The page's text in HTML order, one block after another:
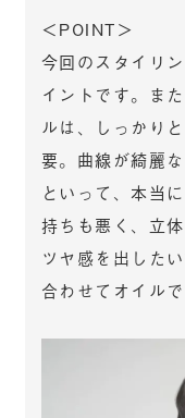
＜POINT＞
今回のスタイリ
イントです。ま
ルは、しっかり
要。曲線が綺麗
といって、本当
持ちも悪く、立
ツヤ感を出した
合わせてオイル